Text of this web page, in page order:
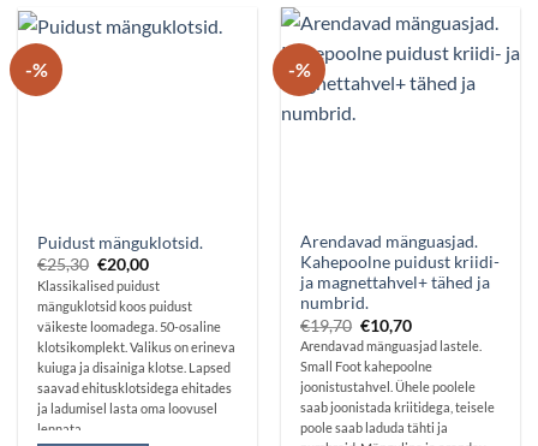
-%
Puidust mänguklotsid.
€25,30 Algne
hind
oli:
€25,30.
€20,00Praegune
hind
on:
€20,00.
Klassikalised puidust
mänguklotsid koos puidust
väikeste loomadega. 50-osaline
klotsikomplekt. Valikus on erineva
kuiuga ja disainiga klotse. Lapsed
saavad ehitusklotsidega ehitades
ja ladumisel lasta oma loovusel
lennata.
-%
Arendavad mänguasjad.
Kahepoolne puidust kriidi-
ja magnettahvel+ tähed ja
numbrid.
€19,70 Algne
hind
oli:
€19,70.
€10,70Praegune
hind
on:
€10,70.
Arendavad mänguasjad lastele.
Small Foot kahepoolne
joonistustahvel. Ühele poolele
saab joonistada kriitidega, teisele
poole saab laduda tähti ja